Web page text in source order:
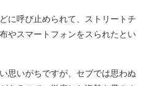
に呼び止められて、ストリートチ
やスマートフォンをスられたとい
思いがちですが、セブでは思わぬ